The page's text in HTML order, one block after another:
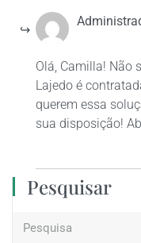
Olá, Camilla! Não
Lajedo é
querem essa
sua disposição!
Pesquisar